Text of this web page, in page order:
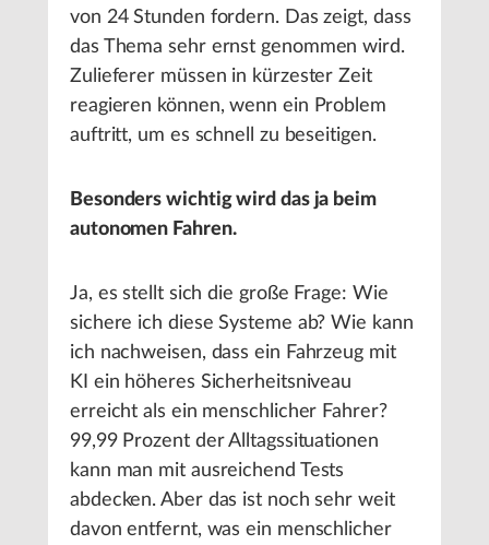
von 24 Stunden fordern. Das zeigt, dass
das Thema sehr ernst genommen wird.
Zulieferer müssen in kürzester Zeit
reagieren können, wenn ein Problem
auftritt, um es schnell zu beseitigen.
Besonders wichtig wird das ja beim
autonomen Fahren.
Ja, es stellt sich die große Frage: Wie
sichere ich diese Systeme ab? Wie kann
ich nachweisen, dass ein Fahrzeug mit
KI ein höheres Sicherheitsniveau
erreicht als ein menschlicher Fahrer?
99,99 Prozent der Alltagssituationen
kann man mit ausreichend Tests
abdecken. Aber das ist noch sehr weit
davon entfernt, was ein menschlicher